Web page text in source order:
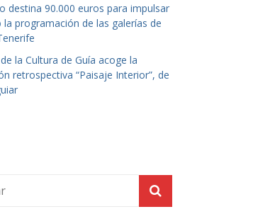
destina 90.000 euros para impulsar
la programación de las galerías de
la Cultura de Guía acoge la
retrospectiva “Paisaje Interior”, de